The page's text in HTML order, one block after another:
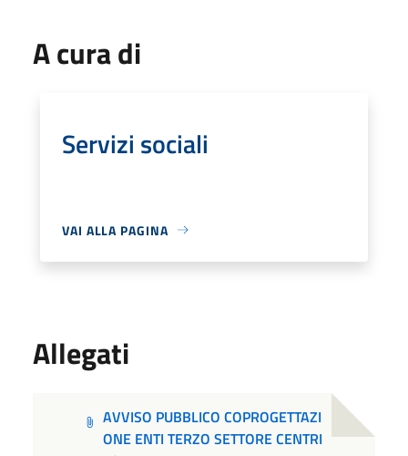
A cura di
Servizi sociali
VAI ALLA PAGINA
Allegati
AVVISO PUBBLICO COPROGETTAZI
ONE ENTI TERZO SETTORE CENTRI